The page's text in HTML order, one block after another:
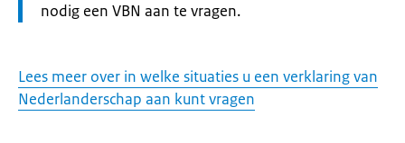
nodig een VBN aan te vragen.
Lees meer over in welke situaties u een verklaring van
Nederlanderschap aan kunt vragen